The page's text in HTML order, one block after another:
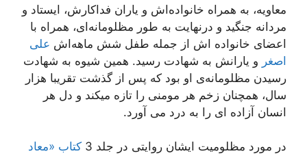
معاویه، به همراه خانواده‌اش و یاران فداکارش، ایستاد و
مردانه جنگید و درنهایت به طور مظلومانه‌ای، همراه با
اعضای خانواده اش از جمله طفل شش ماهه‌اش علی
اصغر و یارانش به شهادت رسید. همین شیوه به شهادت
رسیدن مظلومانه‌ی او بود که پس از گذشت تقریبا هزار
سال، همچنان زخم هر مومنی را تازه میکند و دل هر
انسان آزاده ای را به درد می آورد.
در مورد مظلومیت ایشان روایتی در جلد 3
کتاب «معاد